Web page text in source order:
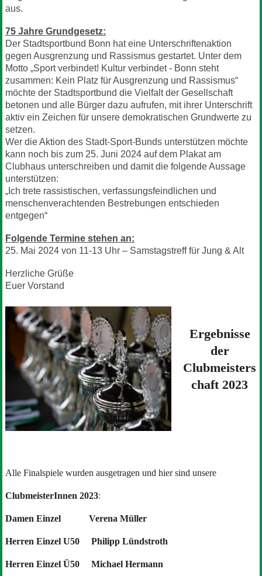
aus.
75 Jahre Grundgesetz:
Der Stadtsportbund Bonn hat eine Unterschriftenaktion
gegen Ausgrenzung und Rassismus gestartet. Unter dem
Motto „Sport verbindet! Kultur verbindet - Bonn steht
zusammen: Kein Platz für Ausgrenzung und Rassismus“
möchte der Stadtsportbund die Vielfalt der Gesellschaft
betonen und alle Bürger dazu aufrufen, mit ihrer Unterschrift
aktiv ein Zeichen für unsere demokratischen Grundwerte zu
setzen.
Wer die Aktion des Stadt-Sport-Bunds unterstützen möchte
kann noch bis zum 25. Juni 2024 auf dem Plakat am
Clubhaus unterschreiben und damit die folgende Aussage
unterstützen:
„Ich trete rassistischen, verfassungsfeindlichen und
menschenverachtenden Bestrebungen entschieden
entgegen“
Folgende Termine stehen an:
25. Mai 2024 von 11-13 Uhr – Samstagstreff für Jung & Alt
Herzliche Grüße
Euer Vorstand
Ergebnisse
der
Clubmeisters
chaft 2023
Alle Finalspiele wurden ausgetragen und hier sind unsere
ClubmeisterInnen 2023:
Damen Einzel Verena Müller
Herren Einzel U50 Philipp Lündstroth
Herren Einzel Ü50 Michael Hermann